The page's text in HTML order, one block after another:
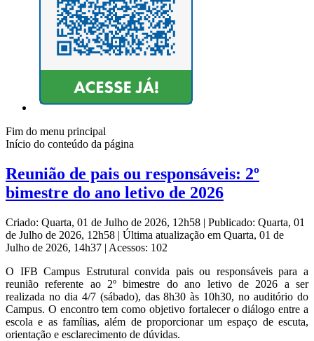
Fim do menu principal
Início do conteúdo da página
Reunião de pais ou responsáveis: 2º
bimestre do ano letivo de 2026
Criado: Quarta, 01 de Julho de 2026, 12h58 | Publicado: Quarta, 01
de Julho de 2026, 12h58 | Última atualização em Quarta, 01 de
Julho de 2026, 14h37 | Acessos: 102
O IFB Campus Estrutural convida pais ou responsáveis para a
reunião referente ao 2º bimestre do ano letivo de 2026 a ser
realizada no dia 4/7 (sábado), das 8h30 às 10h30, no auditório do
Campus. O encontro tem como objetivo fortalecer o diálogo entre a
escola e as famílias, além de proporcionar um espaço de escuta,
orientação e esclarecimento de dúvidas.